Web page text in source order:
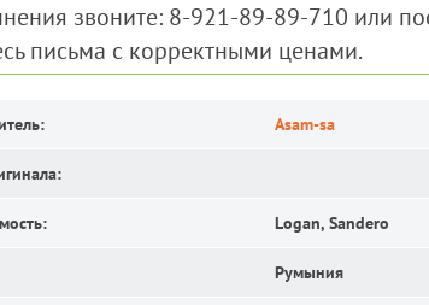
звоните: 8-921-89-89-710 или
письма с корректными ценами.
Asam-sa
Logan, Sandero
Румыния